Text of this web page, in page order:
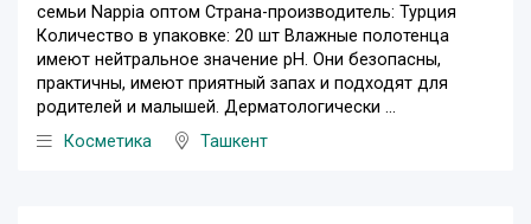
семьи Nappia оптом Страна-производитель: Турция
Количество в упаковке: 20 шт Влажные полотенца
имеют нейтральное значение pH. Они безопасны,
практичны, имеют приятный запах и подходят для
родителей и малышей. Дерматологически ...
Косметика
Ташкент